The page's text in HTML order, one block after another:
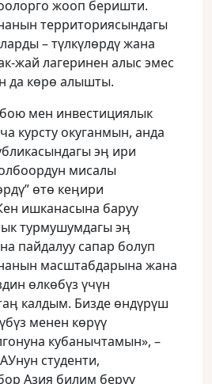
жооп беришти.
территориясындагы
– түлкүлɵрдү жана
жай лагеринен алыс эмес
да кɵрɵ алышты.
мен инвестициялык
курсту окуганмын, анда
эӊ ири
мисалы
ɵтɵ кеӊири
ишканасына баруу
турмушумдагы эӊ
пайдалуу сапар болуп
масштабдарына жана
ɵлкɵбүз үчүн
калдым. Бизде ɵндүрүш
менен кɵрүү
кубанычтамын», –
студенти,
Азия билим берүү